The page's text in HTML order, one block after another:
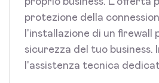
protezione della
l'installazione di un firewall
sicurezza del tuo business.
l'assistenza tecnica